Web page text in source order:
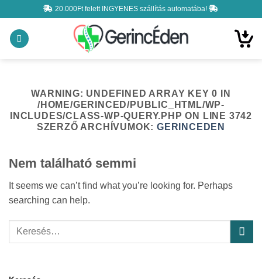
to
content
20.000Ft felett INGYENES szállítás automatába!
WARNING: UNDEFINED ARRAY KEY 0 IN
/HOME/GERINCED/PUBLIC_HTML/WP-
INCLUDES/CLASS-WP-QUERY.PHP ON LINE 3742
SZERZŐ ARCHÍVUMOK:GERINCEDEN
Nem található semmi
It seems we can’t find what you’re looking for. Perhaps
searching can help.